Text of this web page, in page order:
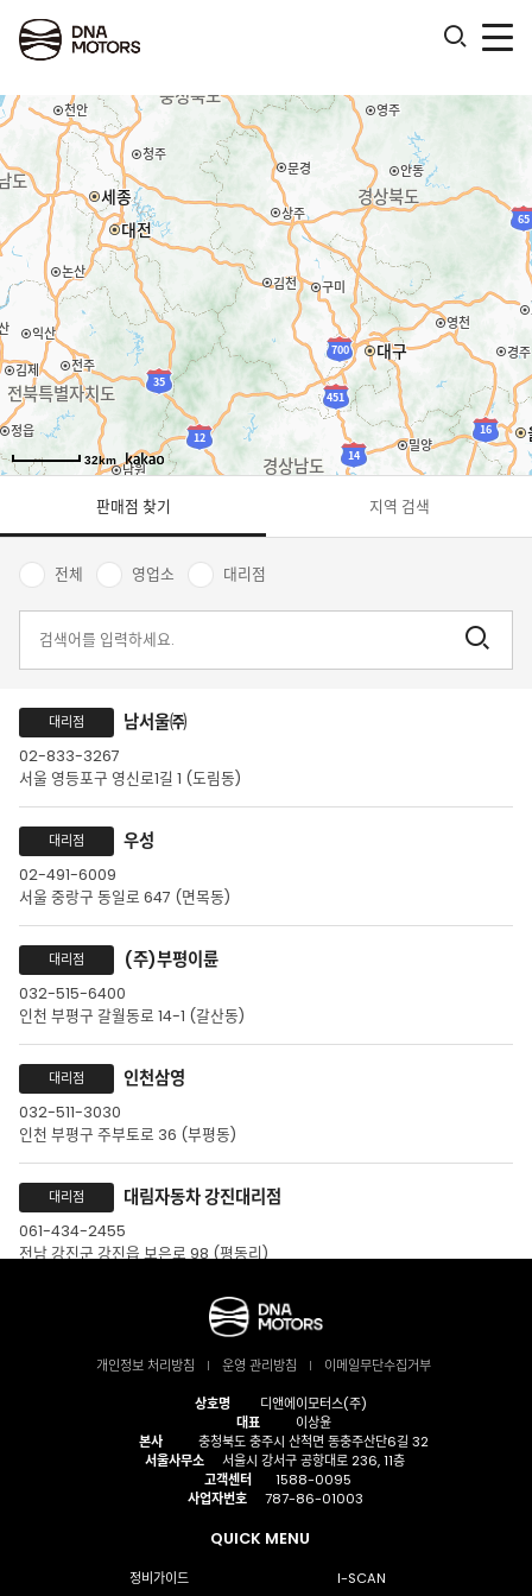
32km
판매점 찾기 지역 검색
전체 영업소 대리점
대리점 남서울㈜
02-833-3267
서울 영등포구 영신로1길 1 (도림동)
대리점 우성
02-491-6009
서울 중랑구 동일로 647 (면목동)
대리점 (주)부평이륜
032-515-6400
인천 부평구 갈월동로 14-1 (갈산동)
대리점 인천삼영
032-511-3030
인천 부평구 주부토로 36 (부평동)
대리점 대림자동차 강진대리점
061-434-2455
전남 강진군 강진읍 보은로 98 (평동리)
대림오토바이 고흥대리점
전남 고흥군 고흥읍 고흥로 1724 (남계리)
대림목포신안대리점
전남 목포시 백년대로 271 (상동)
개인정보 처리방침 운영 관리방침
이메일무단수집거부
상호명
디앤에이모터스(주)
대표
이상윤
본사
충청북도 충주시 산척면 동충주산단6길 32
서울사무소
서울시 강서구 공항대로 236, 11층
고객센터
1588-0095
사업자번호
787-86-01003
QUICK MENU
정비가이드 I-SCAN